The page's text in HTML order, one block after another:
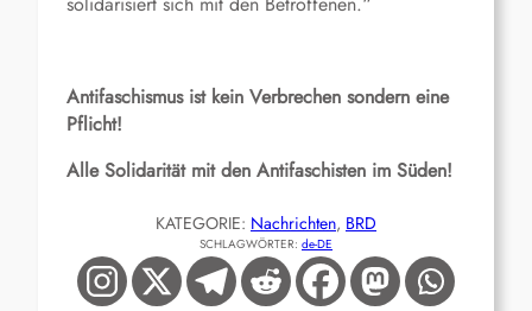
Antifaschismus ist kein Verbrechen sondern eine
Pflicht!
Alle Solidarität mit den Antifaschisten im Süden!
KATEGORIE: Nachrichten, BRD
SCHLAGWÖRTER: de-DE